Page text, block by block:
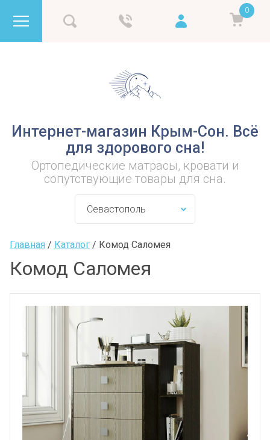
0
Интернет-магазин Крым-Сон. Всё
для здорового сна!
Ортопедические матрасы, кровати и
сопутствующие товары для сна.
Главная / Каталог / Комод Саломея
Комод Саломея